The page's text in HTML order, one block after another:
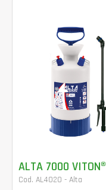
ALTA 7000 VITON®
Cod. AL4020 - Alta